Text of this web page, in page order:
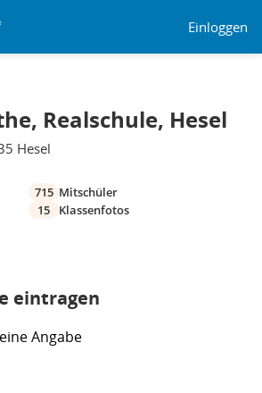
Einloggen
Realschule, Hesel
Hesel
715 Mitschüler
15
Klassenfotos
eintragen
Angabe